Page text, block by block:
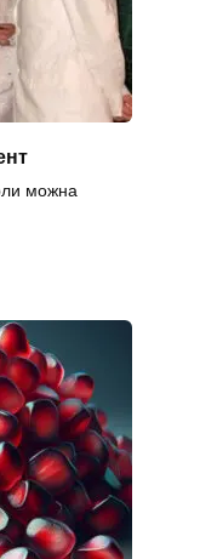
можна